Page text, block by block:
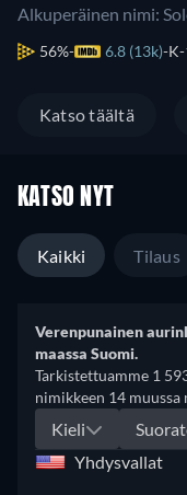
Alkuperäinen nimi:
56% 6.8 (13k)
Katso täältä
KATSO NYT
Kaikki Tilaus
Verenpunainen
maassa Suomi.
Tarkistettuamme 1
nimikkeen 14 muussa
Kieli
Yhdysvallat